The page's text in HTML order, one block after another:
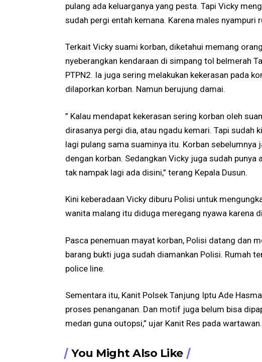
pulang ada keluarganya yang pesta. Tapi Vicky
sudah pergi entah kemana. Karena males nyampuri
Terkait Vicky suami korban, diketahui memang
nyeberangkan kendaraan di simpang tol belmerah
PTPN2. Ia juga sering melakukan kekerasan pada
dilaporkan korban. Namun berujung damai.
” Kalau mendapat kekerasan sering korban oleh
dirasanya pergi dia, atau ngadu kemari. Tapi sudah
lagi pulang sama suaminya itu. Korban sebelumnya
dengan korban. Sedangkan Vicky juga sudah
tak nampak lagi ada disini,” terang Kepala Dusun.
Kini keberadaan Vicky diburu Polisi untuk
wanita malang itu diduga meregang nyawa karena
Pasca penemuan mayat korban, Polisi datang dan
barang bukti juga sudah diamankan Polisi. Rumah
police line.
Sementara itu, Kanit Polsek Tanjung Iptu Ade
proses penanganan. Dan motif juga belum bisa
medan guna outopsi,” ujar Kanit Res pada wartawan.
You Might Also Like